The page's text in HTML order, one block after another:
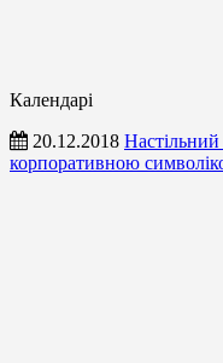
Календарі
20.12.2018
корпоративною